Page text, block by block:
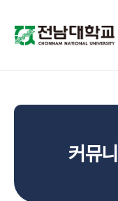
커뮤